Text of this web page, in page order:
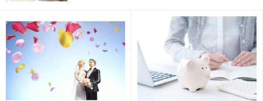
投資や資産運用に関する最終的なご判断はご自身の責任において
行ってください。
掲載情報の正確性・完全性については十分に配慮しております
が、その内容を保証するものではなく、これに基づく損失・損害
などについて当社は一切の責任を負いません。
最新の情報や詳細については、必ず各金融機関やサービス提供者
の公式情報をご確認ください。